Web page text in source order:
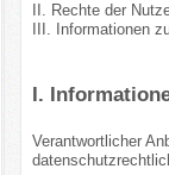
II. Rechte der
III. Informationen
I.
Verantwortlicher